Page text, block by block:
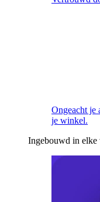
Ongeacht je
je winkel.
Ingebouwd in elke